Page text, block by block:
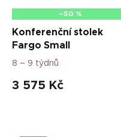
–50 %
Konferenční stolek
Fargo Small
8 – 9 týdnů
3 575 Kč